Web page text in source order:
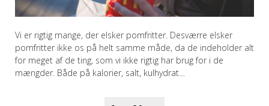
Vi er rigtig mange, der elsker pomfritter. Desværre elsker
pomfritter ikke os på helt samme måde, da de indeholder alt
for meget af de ting, som vi ikke rigtig har brug for i de
mængder. Både på kalorier, salt, kulhydrat…